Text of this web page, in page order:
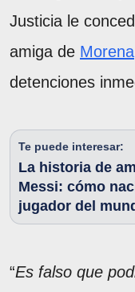
Justicia le
amiga de Morena
detenciones
Te puede interesar:
La historia de
Messi: cómo
jugador del
“Es falso que